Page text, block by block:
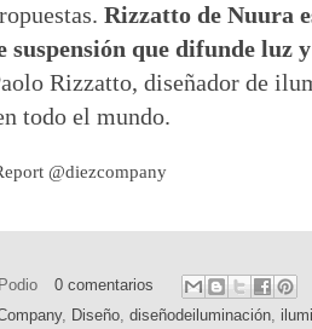
Rizzatto de Nuura
suspensión que difunde luz
Rizzatto, diseñador de
todo el mundo.
@diezcompany
Podio
0 comentarios
, Diseño, diseñodeiluminación,